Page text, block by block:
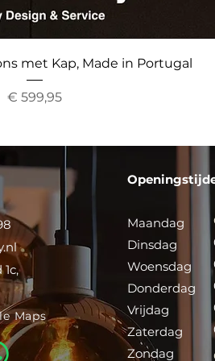
overzicht
met Kap, Made in Portugal
Prijs
€ 599,95
Maps
Maandag
Dinsdag
Woensdag
Donderdag
Vrijdag
Zaterdag
Zondag